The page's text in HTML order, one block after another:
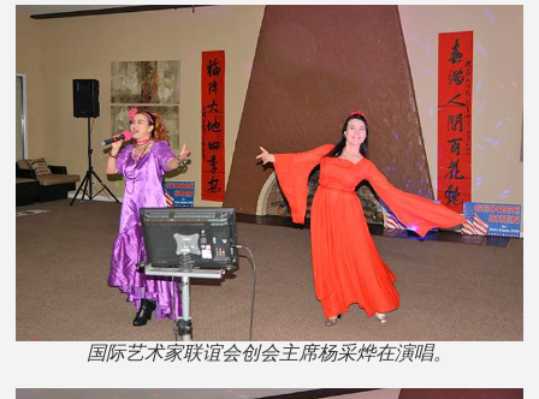
国际艺术家联谊会创会主席杨采烨在演唱。